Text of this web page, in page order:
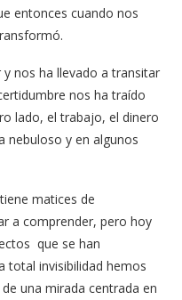
entonces cuando nos
nos ha llevado a transitar
nos ha traído
lado, el trabajo, el dinero
nebuloso y en algunos
matices de
a comprender, pero hoy
que se han
total invisibilidad hemos
una mirada centrada en